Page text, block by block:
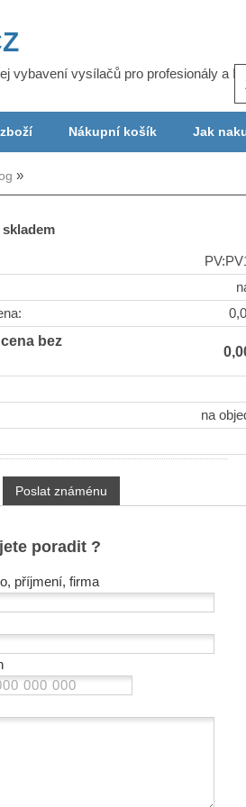
vybavení vysílačů pro profesionály a ISP
Nákupní košík Jak
bez
na
Poslat známénu
poradit ?
příjmení, firma